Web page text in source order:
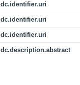
dc.identifier.uri
dc.identifier.uri
dc.identifier.uri
dc.description.abstract